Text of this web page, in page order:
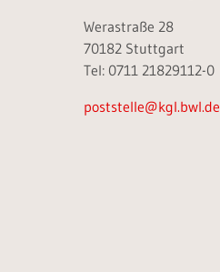
Werastraße 28
70182 Stuttgart
Tel: 0711 21829112-0
poststelle@kgl.bwl.de